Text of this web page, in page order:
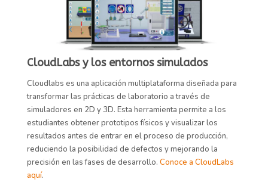
CloudLabs y los entornos simulados
Cloudlabs es una aplicación multiplataforma diseñada para
transformar las prácticas de laboratorio a través de
simuladores en 2D y 3D. Esta herramienta permite a los
estudiantes obtener prototipos físicos y visualizar los
resultados antes de entrar en el proceso de producción,
reduciendo la posibilidad de defectos y mejorando la
precisión en las fases de desarrollo. Conoce a CloudLabs
aquí.